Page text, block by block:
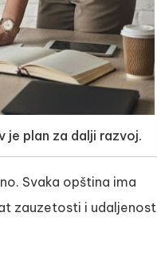
je plan za dalji razvoj.
Svaka opština ima
zauzetosti i udaljenost